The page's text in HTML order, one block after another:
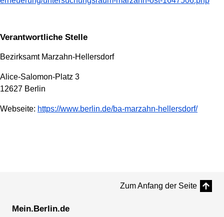
Verantwortliche Stelle
Bezirksamt Marzahn-Hellersdorf
Alice-Salomon-Platz 3
12627 Berlin
Webseite: https://www.berlin.de/ba-marzahn-hellersdorf/
Zum Anfang der Seite
Mein.Berlin.de